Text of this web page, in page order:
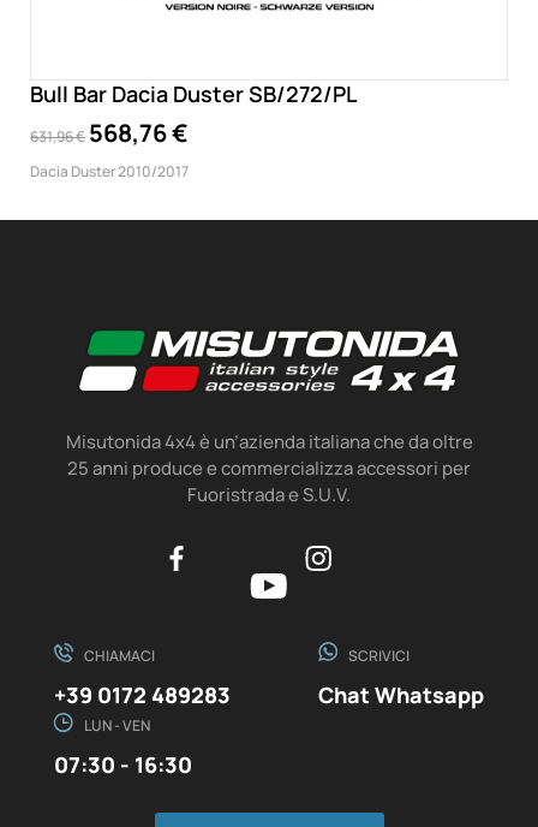
Bull Bar Dacia Duster SB/272/PL
631,96 € 568,76 €
Dacia Duster 2010/2017
Misutonida 4x4 è un’azienda italiana che da oltre
25 anni produce e commercializza accessori per
Fuoristrada e S.U.V.
CHIAMACI
+39 0172 489283
SCRIVICI
Chat Whatsapp
LUN - VEN
07:30 - 16:30